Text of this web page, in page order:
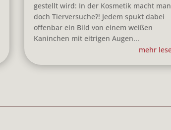
gestellt wird: In der Kosmetik macht man
doch Tierversuche?! Jedem spukt dabei
offenbar ein Bild von einem weißen
Kaninchen mit eitrigen Augen...
mehr